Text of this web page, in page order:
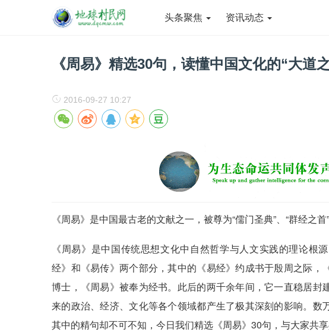
头条聚焦 资讯动态
《周易》精选30句，读懂中国文化的“大道
2016-09-27 10:27
《周易》是中国最古老的文献之一，被尊为“儒门圣典”、“群经之首”
《周易》是中国传统思想文化中自然哲学与人文实践的理论根
经》和《易传》两个部分，其中的《易经》约成书于殷周之际，
博士，《周易》被奉为经书。此后的两千余年间，它一直稳居
来的政治、经济、文化等各个领域都产生了极其深刻的影响。数
其中的精句却不可不知，今日我们精选《周易》30句，与大家共享